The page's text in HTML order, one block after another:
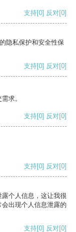
支持[0] 反对[0]
隐私保护和安全性保
支持[0] 反对[0]
求。
支持[0] 反对[0]
支持[0] 反对[0]
个人信息，这让我很
出现个人信息泄露的
支持[0] 反对[0]